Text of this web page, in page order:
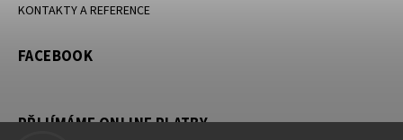
KONTAKTY A REFERENCE
FACEBOOK
PŘIJÍMÁME ONLINE PLATBY